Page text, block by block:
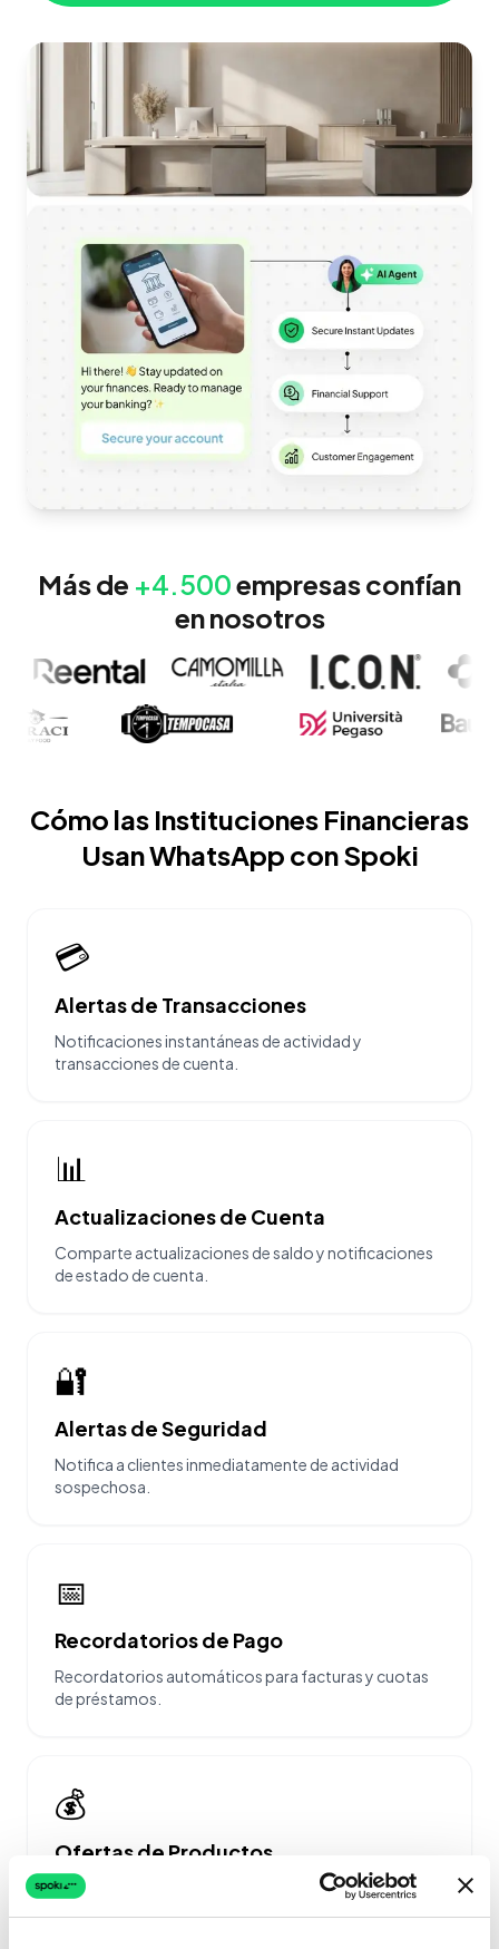
Más de +4.500empresas confían
en nosotros
Cómo las Instituciones Financieras
Usan WhatsApp con Spoki
💳
Alertas de Transacciones
Notificaciones instantáneas de actividad y
transacciones de cuenta.
📊
Actualizaciones de Cuenta
Comparte actualizaciones de saldo y notificaciones
de estado de cuenta.
🔐
Alertas de Seguridad
Notifica a clientes inmediatamente de actividad
sospechosa.
📅
Recordatorios de Pago
Recordatorios automáticos para facturas y cuotas
de préstamos.
💰
Ofertas de Productos
Comparte recomendaciones personalizadas de